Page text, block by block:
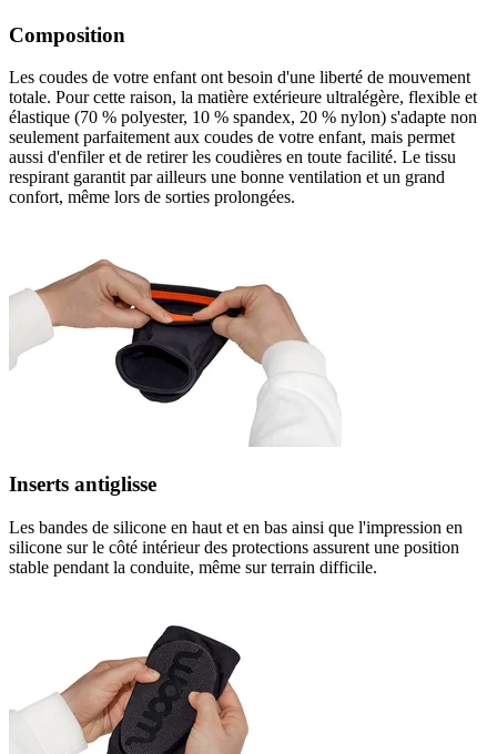
Composition
Les coudes de votre enfant ont besoin d'une liberté de mouvement
totale. Pour cette raison, la matière extérieure ultralégère, flexible et
élastique (70 % polyester, 10 % spandex, 20 % nylon) s'adapte non
seulement parfaitement aux coudes de votre enfant, mais permet
aussi d'enfiler et de retirer les coudières en toute facilité. Le tissu
respirant garantit par ailleurs une bonne ventilation et un grand
confort, même lors de sorties prolongées.
Inserts antiglisse
Les bandes de silicone en haut et en bas ainsi que l'impression en
silicone sur le côté intérieur des protections assurent une position
stable pendant la conduite, même sur terrain difficile.